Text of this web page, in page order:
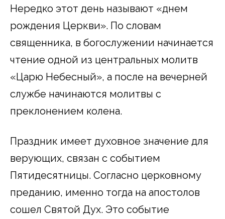
Нередко этот день называют «днем
рождения Церкви». По словам
священника, в богослужении начинается
чтение одной из центральных молитв
«Царю Небесный», а после на вечерней
службе начинаются молитвы с
преклонением колена.
Праздник имеет духовное значение для
верующих, связан с событием
Пятидесятницы. Согласно церковному
преданию, именно тогда на апостолов
сошел Святой Дух. Это событие